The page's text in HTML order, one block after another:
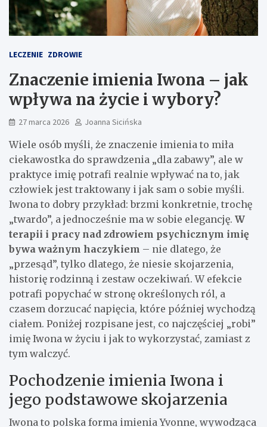
LECZENIE ZDROWIE
Znaczenie imienia Iwona – jak
wpływa na życie i wybory?
27 marca 2026 Joanna Sicińska
Wiele osób myśli, że znaczenie imienia to miła
ciekawostka do sprawdzenia „dla zabawy”, ale w
praktyce imię potrafi realnie wpływać na to, jak
człowiek jest traktowany i jak sam o sobie myśli.
Iwona to dobry przykład: brzmi konkretnie, trochę
„twardo”, a jednocześnie ma w sobie elegancję. W
terapii i pracy nad zdrowiem psychicznym imię
bywa ważnym haczykiem – nie dlatego, że
„przesąd”, tylko dlatego, że niesie skojarzenia,
historię rodzinną i zestaw oczekiwań. W efekcie
potrafi popychać w stronę określonych ról, a
czasem dorzucać napięcia, które później wychodzą
ciałem. Poniżej rozpisane jest, co najczęściej „robi”
imię Iwona w życiu i jak to wykorzystać, zamiast z
tym walczyć.
Pochodzenie imienia Iwona i
jego podstawowe skojarzenia
Iwona to polska forma imienia Yvonne, wywodząca